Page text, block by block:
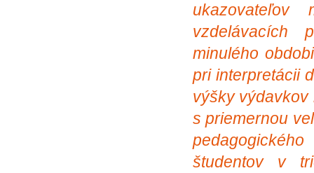
vzdelávacích
minulého
pri interpretácii
výšky výdavkov
s priemernou
študentov v